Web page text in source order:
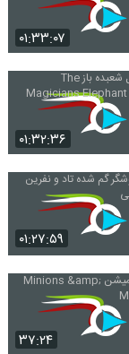
۰۱:۳۳:۰۷
۰۱:۳۲:۳۶
۰۱:۲۷:۵۹
۳۷:۲۴